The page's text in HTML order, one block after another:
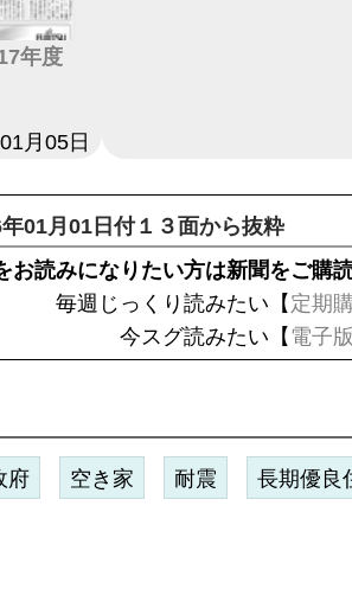
年度
月05日
01月01日付１３面から抜粋
お読みになりたい方は新聞をご購
毎週じっくり読みたい【 定期
今スグ読みたい【 電子
府 空き家 耐震 長期優良